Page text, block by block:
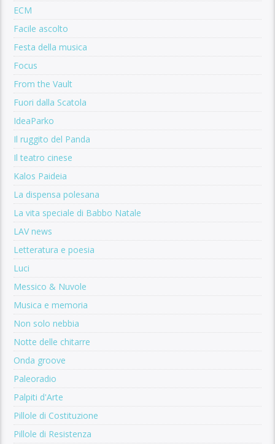
ECM
Facile ascolto
Festa della musica
Focus
From the Vault
Fuori dalla Scatola
IdeaParko
Il ruggito del Panda
Il teatro cinese
Kalos Paideia
La dispensa polesana
La vita speciale di Babbo Natale
LAV news
Letteratura e poesia
Luci
Messico & Nuvole
Musica e memoria
Non solo nebbia
Notte delle chitarre
Onda groove
Paleoradio
Palpiti d'Arte
Pillole di Costituzione
Pillole di Resistenza